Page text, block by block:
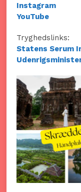
Instagram
YouTube
Tryghedslinks:
Statens Serum